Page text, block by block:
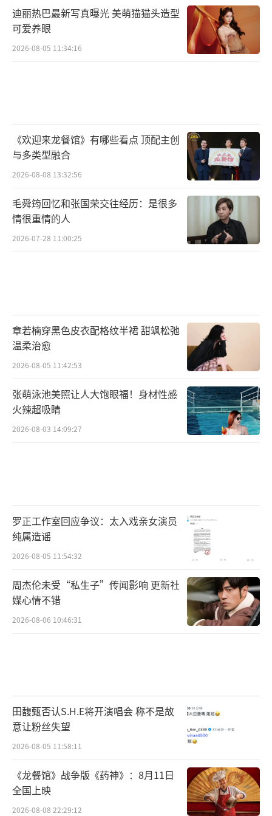
迪丽热巴最新写真曝光 美萌猫猫头造型
可爱养眼
2026-08-05 11:34:16
《欢迎来龙餐馆》有哪些看点 顶配主创
与多类型融合
2026-08-08 13:32:56
毛舜筠回忆和张国荣交往经历：是很多
情很重情的人
2026-07-28 11:00:25
章若楠穿黑色皮衣配格纹半裙 甜飒松弛
温柔治愈
2026-08-05 11:42:53
张萌泳池美照让人大饱眼福！身材性感
火辣超吸睛
2026-08-03 14:09:27
罗正工作室回应争议：太入戏亲女演员
纯属造谣
2026-08-05 11:54:32
周杰伦未受“私生子”传闻影响 更新社
媒心情不错
2026-08-06 10:46:31
田馥甄否认S.H.E将开演唱会 称不是故
意让粉丝失望
2026-08-05 11:58:11
《龙餐馆》战争版《药神》：8月11日
全国上映
2026-08-08 22:29:12